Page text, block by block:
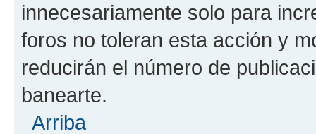
innecesariamente solo para
foros no toleran esta acción y
reducirán el número de
banearte.
Arriba